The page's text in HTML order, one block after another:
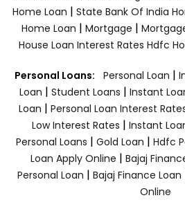
Home Loan | State Bank Of India
Home Loan | Mortgage |
House Loan Interest Rates Hdfc
Personal Loans: Personal Loan |
Loan | Student Loans | Instant
Loan | Personal Loan Interest
Low Interest Rates | Instant
Personal Loans | Gold Loan | Hdfc
Loan Apply Online | Bajaj
Personal Loan | Bajaj Finance Loan
Online